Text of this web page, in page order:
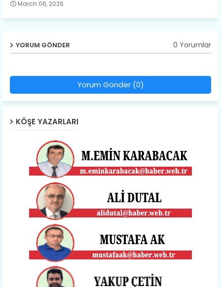
March 06, 2026
YORUM GÖNDER 0 Yorumlar
Yorum Gönder (0)
KÖŞE YAZARLARI